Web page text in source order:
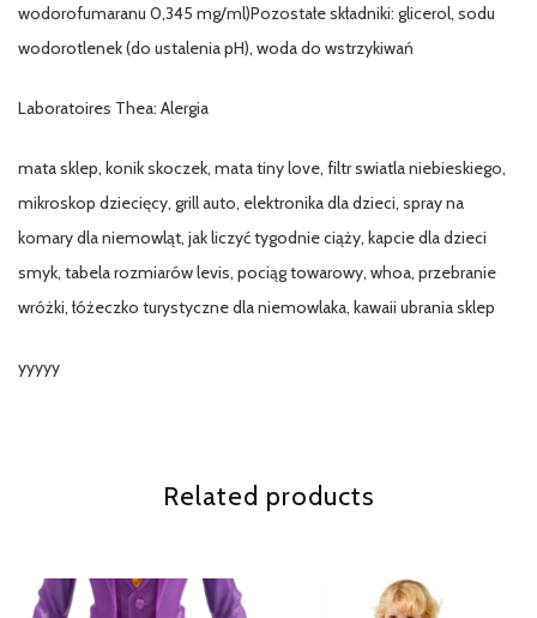
wodorofumaranu 0,345 mg/ml)Pozostałe składniki: glicerol, sodu
wodorotlenek (do ustalenia pH), woda do wstrzykiwań
Laboratoires Thea: Alergia
mata sklep, konik skoczek, mata tiny love, filtr swiatla niebieskiego,
mikroskop dziecięcy, grill auto, elektronika dla dzieci, spray na
komary dla niemowląt, jak liczyć tygodnie ciąży, kapcie dla dzieci
smyk, tabela rozmiarów levis, pociąg towarowy, whoa, przebranie
wróżki, łóżeczko turystyczne dla niemowlaka, kawaii ubrania sklep
yyyyy
Related products